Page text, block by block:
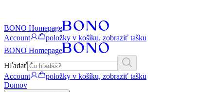
BONO Homepage
Account
položky v košíku, zobraziť tašku
BONO Homepage
Hľadať
Account
položky v košíku, zobraziť tašku
Domov